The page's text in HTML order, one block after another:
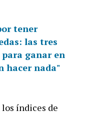
tener
las tres
ganar en
hacer nada"
índices de